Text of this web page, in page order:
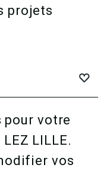
projets
pour votre
LILLE.
vos